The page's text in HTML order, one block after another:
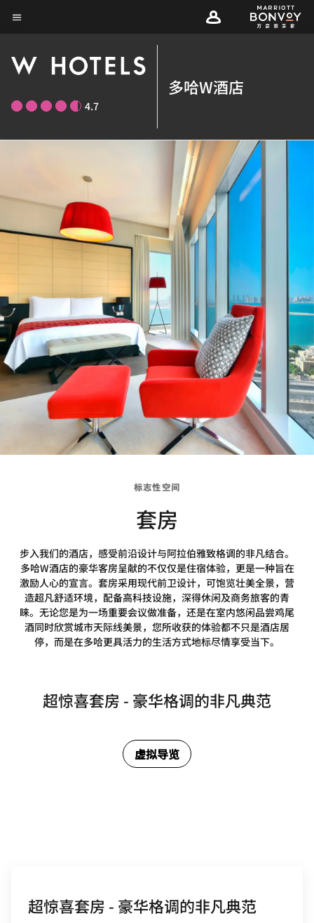
Skip
content
4.7
多哈W酒店
标志性空间
套房
步入我们的酒店，感受前沿设计与阿拉伯雅致格调的非凡结合。
多哈W酒店的豪华客房呈献的不仅仅是住宿体验，更是一种旨在
激励人心的宣言。套房采用现代前卫设计，可饱览壮美全景，营
造超凡舒适环境，配备高科技设施，深得休闲及商务旅客的青
睐。无论您是为一场重要会议做准备，还是在室内悠闲品尝鸡尾
酒同时欣赏城市天际线美景，您所收获的体验都不只是酒店居
停，而是在多哈更具活力的生活方式地标尽情享受当下。
超惊喜套房 - 豪华格调的非凡典范
虚拟导览
超惊喜套房 - 豪华格调的非凡典范